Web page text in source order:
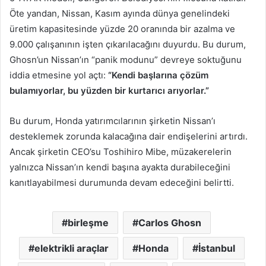
Öte yandan, Nissan, Kasım ayında dünya genelindeki
üretim kapasitesinde yüzde 20 oranında bir azalma ve
9.000 çalışanının işten çıkarılacağını duyurdu. Bu durum,
Ghosn’un Nissan’ın “panik modunu” devreye soktuğunu
iddia etmesine yol açtı: “Kendi başlarına çözüm
bulamıyorlar, bu yüzden bir kurtarıcı arıyorlar.”
Bu durum, Honda yatırımcılarının şirketin Nissan’ı
desteklemek zorunda kalacağına dair endişelerini artırdı.
Ancak şirketin CEO’su Toshihiro Mibe, müzakerelerin
yalnızca Nissan’ın kendi başına ayakta durabileceğini
kanıtlayabilmesi durumunda devam edeceğini belirtti.
birleşme Carlos Ghosn
elektrikli araçlar Honda İstanbul